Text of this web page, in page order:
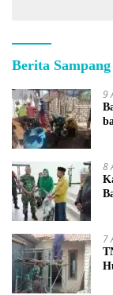
Berita Sampang
9
8
7